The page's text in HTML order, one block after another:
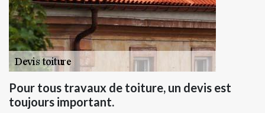
Pour tous travaux de toiture, un devis est
toujours important.